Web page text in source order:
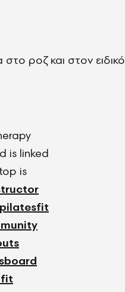
ροζ και στον ειδικό
is linked
is